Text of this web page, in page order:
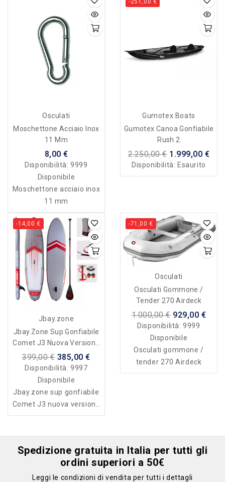
galleggiamento 50 N
Osculati
Moschettone Acciaio Inox
11 Mm
8,00 €
Disponibilità:9999
Disponibile
Moschettone acciaio inox
11 mm
-251,00 €
Gumotex Boats
Gumotex Canoa Gonfiabile
Rush 2
2.250,00 € 1.999,00 €
Disponibilità: Esaurito
-14,00 €
Jbay.zone
Jbay.zone Sup Gonfiabile
Comet J3 Nuova Versione
2026
399,00 € 385,00 €
Disponibilità:9997
Disponibile
Jbay.zone sup gonfiabile
Comet J3 nuova versione
2026
-71,00 €
Osculati
Osculati Gommone /
Tender 270 Airdeck
1.000,00 € 929,00 €
Disponibilità:9999
Disponibile
Osculati gommone /
tender 270 Airdeck
Spedizione gratuita in Italia per tutti gli
ordini superiori a 50€
Leggi le condizioni di vendita per tutti i dettagli